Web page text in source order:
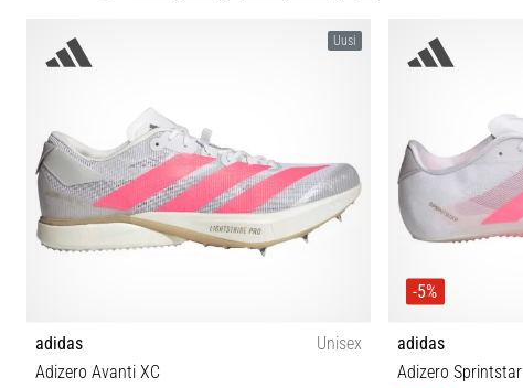
Uusi
adidas
Unisex
Adizero Avanti XC
-5%
adidas
Adizero Sprintstar